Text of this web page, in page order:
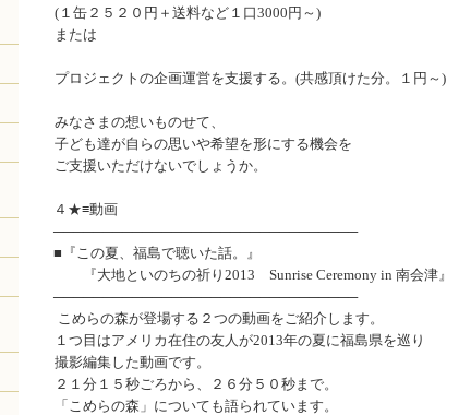
(１缶２５２０円＋送料など１口3000円～)
または
プロジェクトの企画運営を支援する。(共感頂けた分。１円～)
みなさまの想いものせて、
子ども達が自らの思いや希望を形にする機会を
ご支援いただけないでしょうか。
４★≡動画
───────────────────────────────
■『この夏、福島で聴いた話。』
『大地といのちの祈り2013 Sunrise Ceremony in 南会津』
───────────────────────────────
こめらの森が登場する２つの動画をご紹介します。
１つ目はアメリカ在住の友人が2013年の夏に福島県を巡り
撮影編集した動画です。
２１分１５秒ごろから、２６分５０秒まで。
「こめらの森」についても語られています。